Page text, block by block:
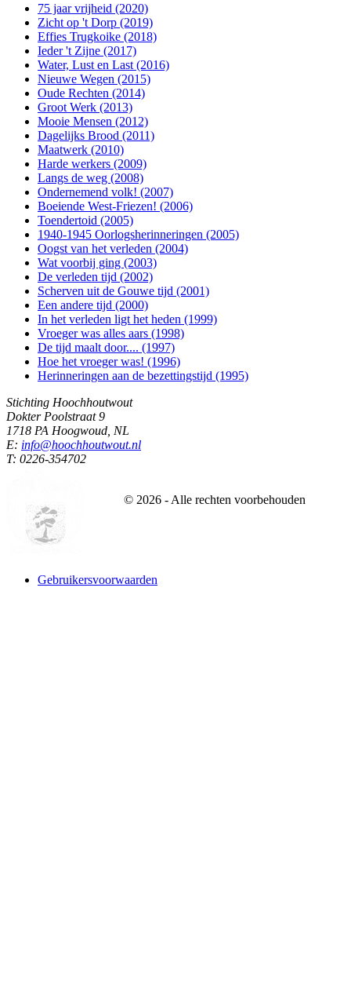
75 jaar vrijheid (2020)
Zicht op 't Dorp (2019)
Effies Trugkoike (2018)
Ieder 't Zijne (2017)
Water, Lust en Last (2016)
Nieuwe Wegen (2015)
Oude Rechten (2014)
Groot Werk (2013)
Mooie Mensen (2012)
Dagelijks Brood (2011)
Maatwerk (2010)
Harde werkers (2009)
Langs de weg (2008)
Ondernemend volk! (2007)
Boeiende West-Friezen! (2006)
Toendertoid (2005)
1940-1945 Oorlogsherinneringen (2005)
Oogst van het verleden (2004)
Wat voorbij ging (2003)
De verleden tijd (2002)
Scherven uit de Gouwe tijd (2001)
Een andere tijd (2000)
In het verleden ligt het heden (1999)
Vroeger was alles aars (1998)
De tijd maalt door.... (1997)
Hoe het vroeger was! (1996)
Herinneringen aan de bezettingstijd (1995)
Stichting Hoochhoutwout
Dokter Poolstraat 9
1718 PA Hoogwoud, NL
E: info@hoochhoutwout.nl
T: 0226-354702
© 2026 - Alle rechten voorbehouden
Gebruikersvoorwaarden